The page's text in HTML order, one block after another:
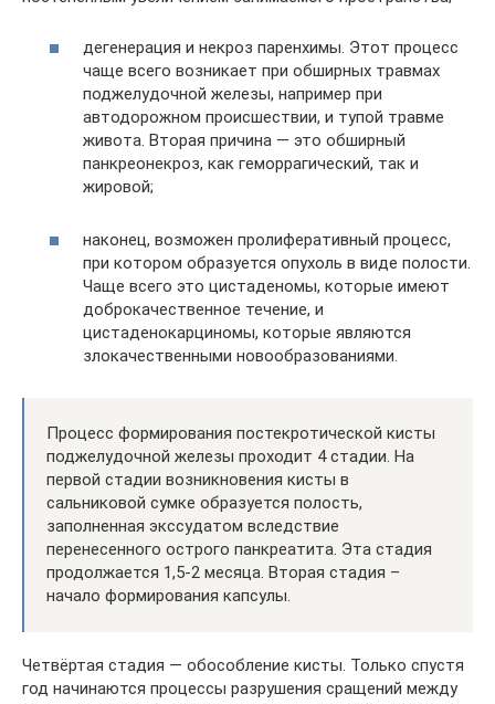
дегенерация и некроз паренхимы. Этот процесс
чаще всего возникает при обширных травмах
поджелудочной железы, например при
автодорожном происшествии, и тупой травме
живота. Вторая причина — это обширный
панкреонекроз, как геморрагический, так и
жировой;
наконец, возможен пролиферативный процесс,
при котором образуется опухоль в виде полости.
Чаще всего это цистаденомы, которые имеют
доброкачественное течение, и
цистаденокарциномы, которые являются
злокачественными новообразованиями.
Процесс формирования постекротической кисты
поджелудочной железы проходит 4 стадии. На
первой стадии возникновения кисты в
сальниковой сумке образуется полость,
заполненная экссудатом вследствие
перенесенного острого панкреатита. Эта стадия
продолжается 1,5-2 месяца. Вторая стадия –
начало формирования капсулы.
Четвёртая стадия — обособление кисты. Только спустя
год начинаются процессы разрушения сращений между